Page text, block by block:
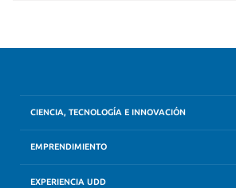
CIENCIA, TECNOLOGÍA E INNOVACIÓN
EMPRENDIMIENTO
EXPERIENCIA UDD